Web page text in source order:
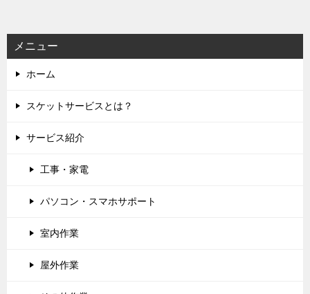
ンメニュー
ホーム
スケットサービスとは？
サービス紹介
工事・家電
パソコン・スマホサポート
室内作業
屋外作業